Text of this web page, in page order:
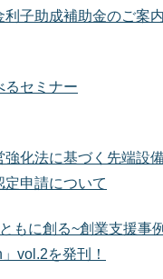
利子助成補助金のご案内
るセミナー
強化法に基づく先端設
申請について
もに創る~創業支援事例
vol.2を発刊！